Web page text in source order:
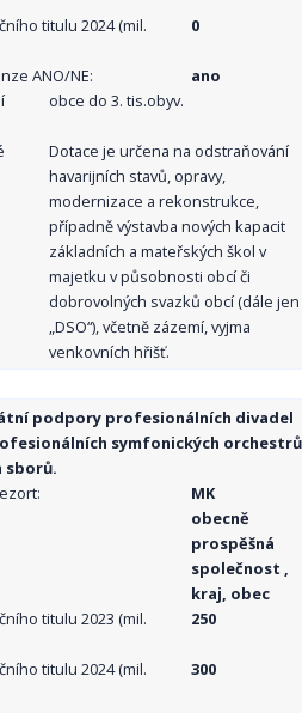
titulu 2024 (mil.
0
ANO/NE:
ano
obce do 3. tis.obyv.
Dotace je určena na odstraňování
havarijních stavů, opravy,
modernizace a rekonstrukce,
případně výstavba nových kapacit
základních a mateřských škol v
majetku v působnosti obcí či
dobrovolných svazků obcí (dále jen
„DSO“), včetně zázemí, vyjma
venkovních hřišť.
podpory profesionálních divadel
symfonických orchestrů
sborů.
MK
obecně
prospěšná
společnost ,
kraj, obec
titulu 2023 (mil.
250
titulu 2024 (mil.
300